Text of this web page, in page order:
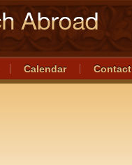
Calendar Contact